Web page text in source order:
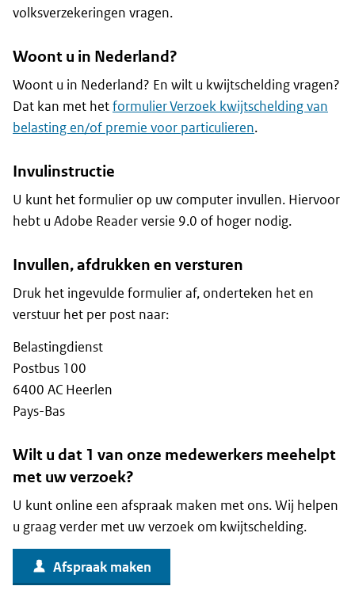
volksverzekeringen vragen.
Woont u in Nederland?
Woont u in Nederland? En wilt u kwijtschelding vragen?
Dat kan met hetformulier Verzoek kwijtschelding van
belasting en/of premie voor particulieren.
Invulinstructie
U kunt het formulier op uw computer invullen. Hiervoor
hebt u Adobe Reader versie 9.0 of hoger nodig.
Invullen, afdrukken en versturen
Druk het ingevulde formulier af, onderteken het en
verstuur het per post naar:
Belastingdienst
Postbus 100
6400 AC Heerlen
Pays-Bas
Wilt u dat 1 van onze medewerkers meehelpt
met uw verzoek?
U kunt online een afspraak maken met ons. Wij helpen
u graag verder met uw verzoek om kwijtschelding.
Afspraak maken